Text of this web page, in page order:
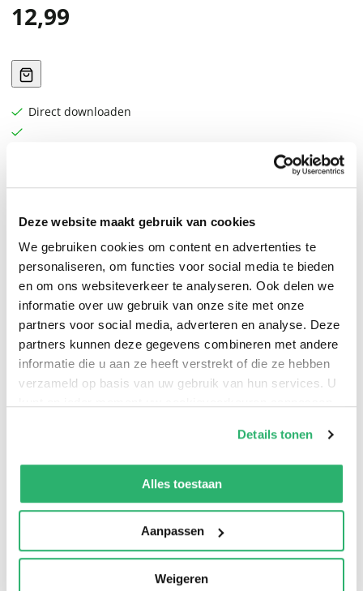
Deze website maakt gebruik van cookies
We gebruiken cookies om content en advertenties te
personaliseren, om functies voor social media te bieden
en om ons websiteverkeer te analyseren. Ook delen we
informatie over uw gebruik van onze site met onze
partners voor social media, adverteren en analyse. Deze
partners kunnen deze gegevens combineren met andere
informatie die u aan ze heeft verstrekt of die ze hebben
verzameld op basis van uw gebruik van hun services. U
kunnen ontvangen en verwerken.
Details tonen
Alles toestaan
Aanpassen
Weigeren
12,99
Direct downloaden
Het verzameld werk van een van de grootste schrijvers
Alejandro Mayta komt op een feest een jonge man
tegen die hem de kans geeft zijn revolutionaire
ambities te verwerkelijken. Mayta, die vindt dat hij
genoeg jaren heeft verspild aan het praten over
revolutie, besluit nu daadwerkelijk iets voor zijn land te
doen – en ook voor zichzelf en zijn homoseksuele
lotgenoten. Want voor communistische idealen
vechten betekent strijden tegen álle vooroordelen.
Maar als hij door zijn linkse strijdgenoten in de steek
wordt gelaten mislukt zijn revolutie en jaren later rest